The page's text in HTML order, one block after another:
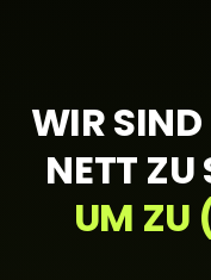
WIR
NETT ZU
UM ZU